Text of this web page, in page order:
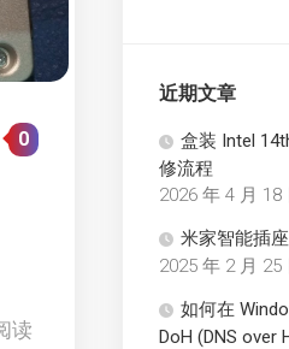
0
读
近期文章
盒装 Intel
修流程
2026 年 4 月 18
米家智能插
2025 年 2 月 25
如何在
DoH (DNS over